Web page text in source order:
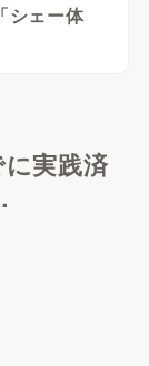
シェー体
に実践済